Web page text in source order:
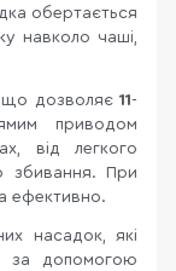
обертається
навколо чаші,
що дозволяє11-
приводом
від легкого
збивання. При
ефективно.
насадок, які
за допомогою